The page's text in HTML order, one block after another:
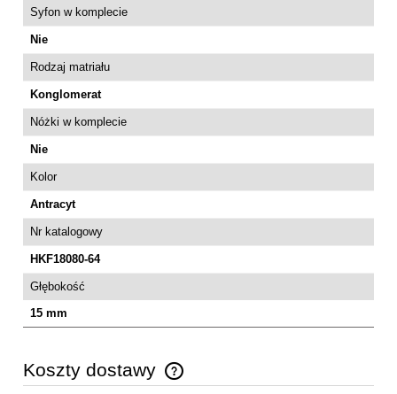
Syfon w komplecie
Nie
Rodzaj matriału
Konglomerat
Nóżki w komplecie
Nie
Kolor
Antracyt
Nr katalogowy
HKF18080-64
Głębokość
15 mm
Koszty dostawy
Cena nie zawiera ewentualnych kosztów płatności